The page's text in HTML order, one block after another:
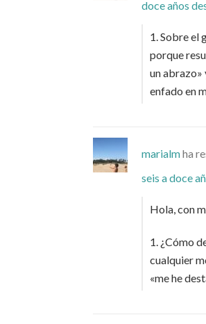
doce años
1. Sobre el
porque
un abrazo»
enfado en
marialmha
seis a doce
Hola, con
1. ¿Cómo
cualquier
«me he